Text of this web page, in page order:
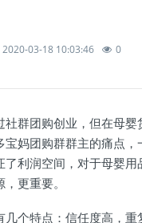
2020-03-18 10:03:46 0
社群团购创业，但在母婴
妈团购群群主的痛点，
了利润空间，对于母婴用
更重要。
个特点：信任度高，重